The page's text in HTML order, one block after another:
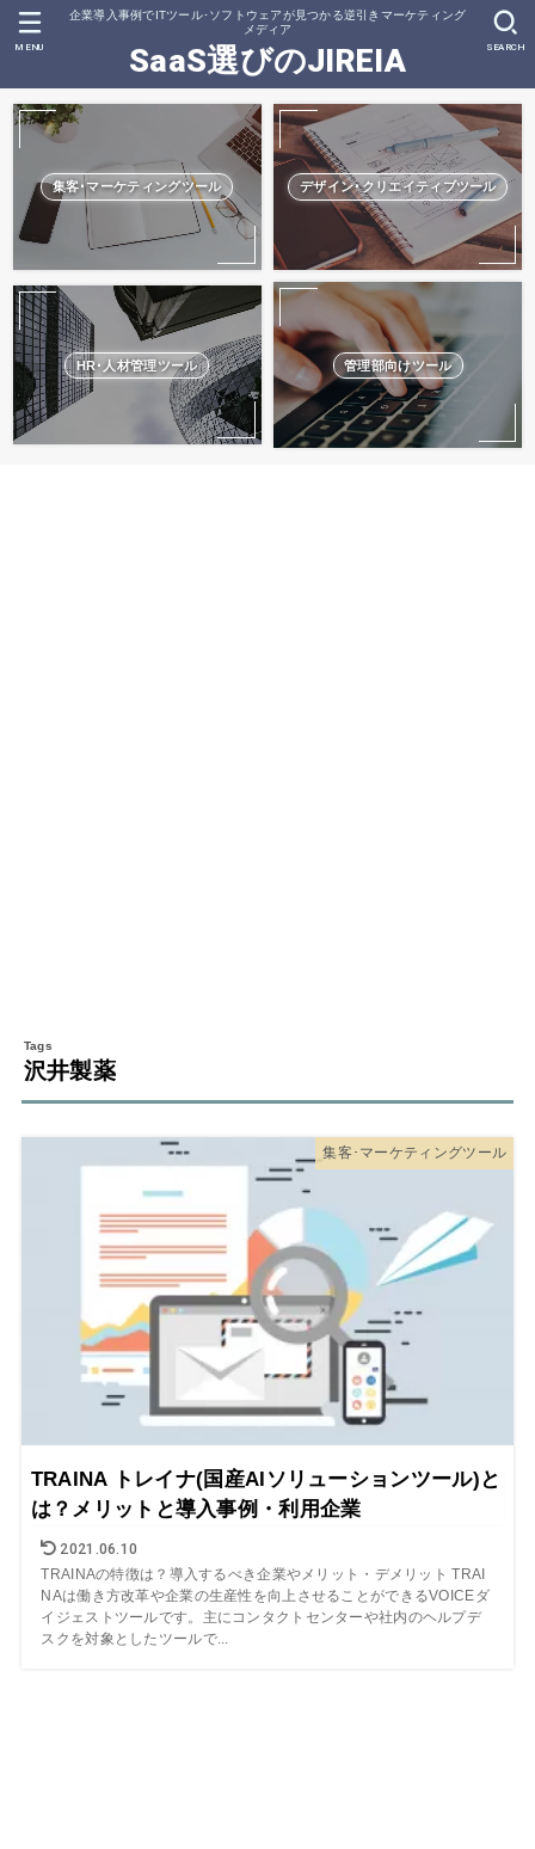
企業導入事例でITツール･ソフトウェアが見つかる逆引きマーケティング
メディア
SaaS選びのJIREIA SEARCH
MENU
集客･マーケティングツール デザイン･クリエイティブツール
HR･人材管理ツール 管理部向けツール
沢井製薬
集客･マーケティングツール
TRAINA トレイナ(国産AIソリューションツール)と
は？メリットと導入事例・利用企業
2021.06.10
TRAINAの特徴は？導入するべき企業やメリット・デメリット TRAI
NAは働き方改革や企業の生産性を向上させることができるVOICEダ
イジェストツールです。主にコンタクトセンターや社内のヘルプデ
スクを対象としたツールで...